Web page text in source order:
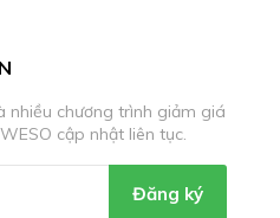
nhiều chương trình giảm giá
cập nhật liên tục.
Đăng ký